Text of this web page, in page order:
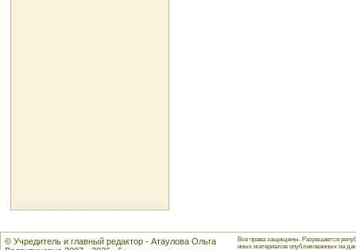
© Учредитель и главный редактор - Атаулова Ольга
Все права защищены. Разрешается
иных материалов опубликованных на